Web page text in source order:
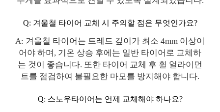
Q: 겨울철 타이어 교체 시 주의할 점은 무엇인가요?
A: 겨울철 타이어는 트레드 깊이가 최소 4mm 이상이
어야 하며, 기온 상승 후에는 일반 타이어로 교체하
는 것이 좋습니다. 또한 타이어 교체 후 휠 얼라이먼
트를 점검하여 불필요한 마모를 방지해야 합니다.
Q: 스노우타이어는 언제 교체해야 하나요?